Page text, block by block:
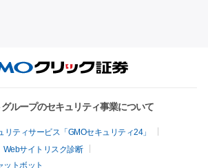
ループのセキュリティ事業について
ティサービス「GMOセキュリティ24」
Webサイトリスク診断
ットボット